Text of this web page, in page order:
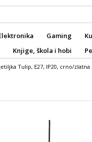
Gaming
Knjige, škola i hobi
Tulip, E27, IP20, crno/zlatna